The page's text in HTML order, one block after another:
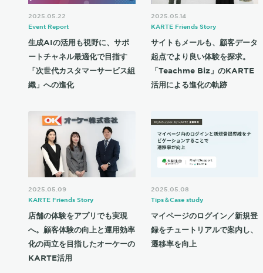
2025.05.22
Event Report
生成AIの活用も視野に、サポ
ートチャネル最適化で目指す
「次世代カスタマーサービス組
織」への進化
2025.05.14
KARTE Friends Story
サイトもメールも、顧客データ
起点でより良い体験を探求。
「Teachme Biz」のKARTE
活用による進化の軌跡
2025.05.09
KARTE Friends Story
店舗の体験をアプリでも実現
へ。顧客体験の向上と運用効率
化の両立を目指したオーケーの
KARTE活用
2025.05.08
Tips＆Case study
マイページのログイン／新規登
録をチュートリアルで案内し、
遷移率を向上